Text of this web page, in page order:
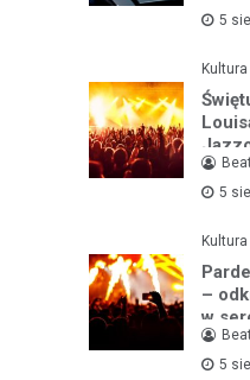
5
Kultura
5
Kultura
–
w
5